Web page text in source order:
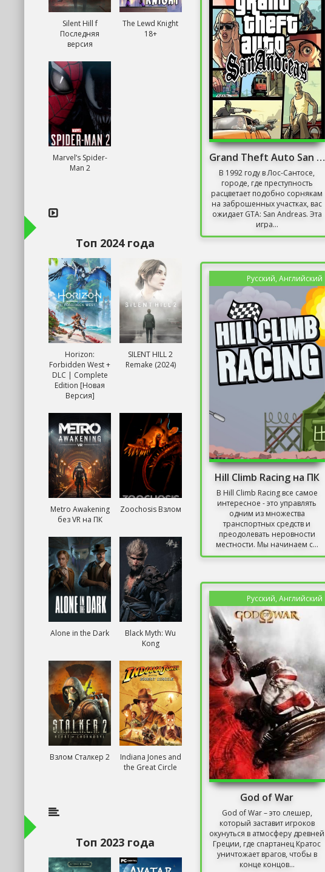
Grand Theft Auto San Andreas Русская Озвучка
В 1992 году в Лос-Сантосе,
городе, где преступность
расцветает подобно сорнякам
на заброшенных участках, вас
ожидает GTA: San Andreas. Эта
игра...
Русский, Английский
Hill Climb Racing на ПК
В Hill Climb Racing все самое
интересное - это управлять
одним из множества
транспортных средств и
преодолевать неровности
местности. Мы начинаем с...
Русский, Английский
God of War
God of War – это слешер,
который заставит игроков
окунуться в атмосферу древней
Греции, где спартанец Кратос
уничтожает врагов, чтобы в
конце концов...
Silent Hill f
Последняя
версия
The Lewd Knight
18+
Marvel’s Spider-
Man 2
Топ 2024 года
Horizon:
Forbidden West +
DLC | Complete
Edition [Новая
Версия]
SILENT HILL 2
Remake (2024)
Metro Awakening
без VR на ПК
Zoochosis Взлом
Alone in the Dark
Black Myth: Wu
Kong
Взлом Сталкер 2
Indiana Jones and
the Great Circle
Топ 2023 года